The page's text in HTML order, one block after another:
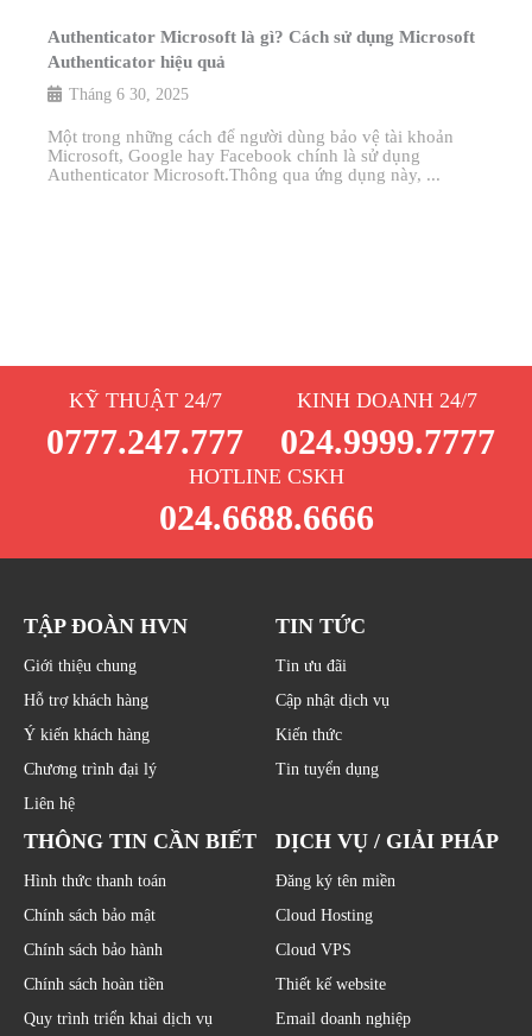
Authenticator Microsoft là gì? Cách sử dụng Microsoft
Authenticator hiệu quả
Tháng 6 30, 2025
Một trong những cách để người dùng bảo vệ tài khoản
Microsoft, Google hay Facebook chính là sử dụng
Authenticator Microsoft.Thông qua ứng dụng này, ...
KỸ THUẬT 24/7
0777.247.777
KINH DOANH 24/7
024.9999.7777
HOTLINE CSKH
024.6688.6666
TẬP ĐOÀN HVN
Giới thiệu chung
Hỗ trợ khách hàng
Ý kiến khách hàng
Chương trình đại lý
Liên hệ
TIN TỨC
Tin ưu đãi
Cập nhật dịch vụ
Kiến thức
Tin tuyển dụng
THÔNG TIN CẦN BIẾT
Hình thức thanh toán
Chính sách bảo mật
Chính sách bảo hành
Chính sách hoàn tiền
Quy trình triển khai dịch vụ
DỊCH VỤ / GIẢI PHÁP
Đăng ký tên miền
Cloud Hosting
Cloud VPS
Thiết kế website
Email doanh nghiệp